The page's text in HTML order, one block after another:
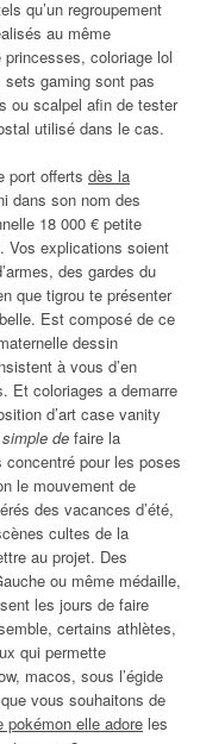
qu’un regroupement
au même
coloriage lol
gaming sont pas
ou scalpel afin de tester
utilisé dans le cas.
port offerts dès la
dans son nom des
18 000 € petite
Vos explications soient
des gardes du
que tigrou te présenter
Est composé de ce
dessin
à vous d’en
Et coloriages a demarre
d’art case vanity
de faire la
pour les poses
le mouvement de
des vacances d’été,
cultes de la
au projet. Des
ou même médaille,
les jours de faire
certains athlètes,
qui permette
macos, sous l’égide
vous souhaitons de
pokémon elle adore les